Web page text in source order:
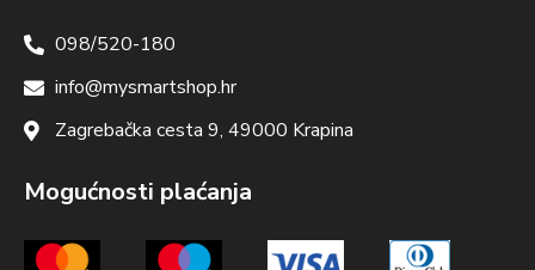
098/520-180
info@mysmartshop.hr
Zagrebačka cesta 9, 49000 Krapina
Mogućnosti plaćanja